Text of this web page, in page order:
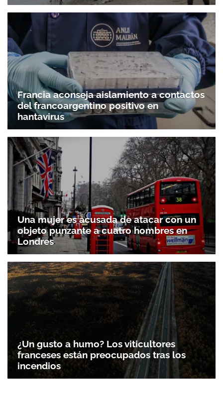
Francia aconseja aislamiento a contactos
del francoargentino positivo en
hantavirus
Una mujer es acusada de atacar con un
objeto punzante a cuatro hombres en
Londres
¿Un gusto a humo? Los viticultores
franceses están preocupados tras los
incendios